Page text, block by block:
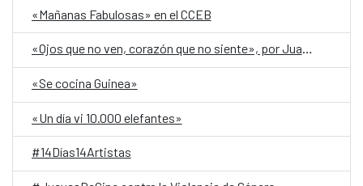
«Mañanas Fabulosas» en el CCEB
«Ojos que no ven, corazón que no siente», por Juan Valbuena
«Se cocina Guinea»
«Un día vi 10.000 elefantes»
#14Días14Artistas